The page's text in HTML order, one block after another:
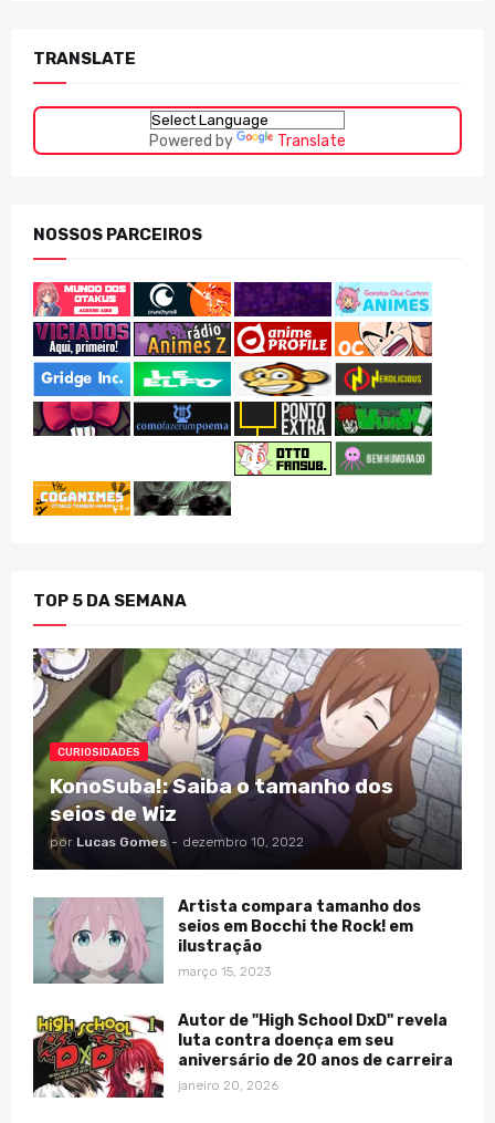
TRANSLATE
Powered by Translate
NOSSOS PARCEIROS
TOP 5 DA SEMANA
CURIOSIDADES
KonoSuba!: Saiba o tamanho dos
seios de Wiz
por Lucas Gomes - dezembro 10, 2022
Artista compara tamanho dos
seios em Bocchi the Rock! em
ilustração
março 15, 2023
Autor de "High School DxD" revela
luta contra doença em seu
aniversário de 20 anos de carreira
janeiro 20, 2026